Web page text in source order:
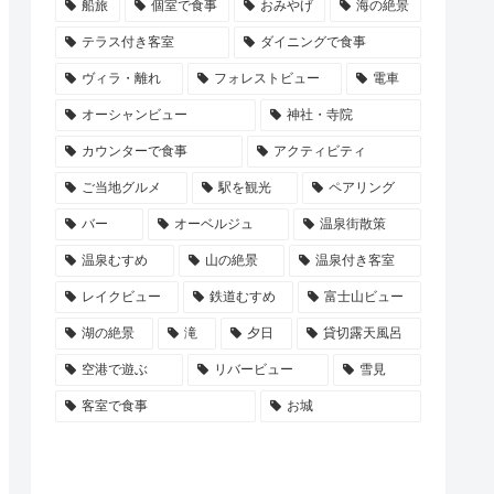
船旅 個室で食事 おみやげ 海の絶景
テラス付き客室 ダイニングで食事
ヴィラ・離れ フォレストビュー 電車
オーシャンビュー 神社・寺院
カウンターで食事 アクティビティ
ご当地グルメ 駅を観光 ペアリング
バー オーベルジュ 温泉街散策
温泉むすめ 山の絶景 温泉付き客室
レイクビュー 鉄道むすめ 富士山ビュー
湖の絶景 滝 夕日 貸切露天風呂
空港で遊ぶ リバービュー 雪見
客室で食事 お城